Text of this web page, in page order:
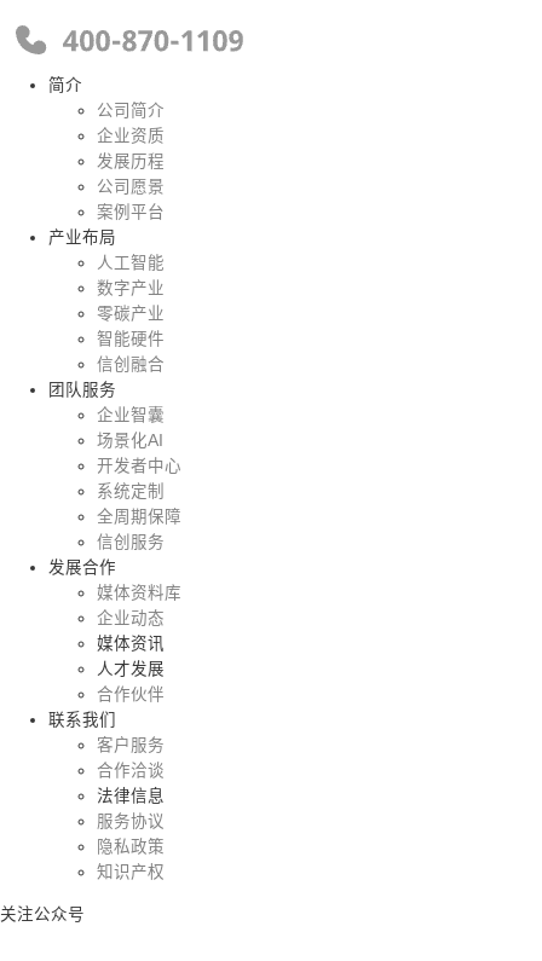
简介
公司简介
企业资质
发展历程
公司愿景
案例平台
产业布局
人工智能
数字产业
零碳产业
智能硬件
信创融合
团队服务
企业智囊
场景化AI
开发者中心
系统定制
全周期保障
信创服务
发展合作
媒体资料库
企业动态
媒体资讯
人才发展
合作伙伴
联系我们
客户服务
合作洽谈
法律信息
服务协议
隐私政策
知识产权
关注公众号